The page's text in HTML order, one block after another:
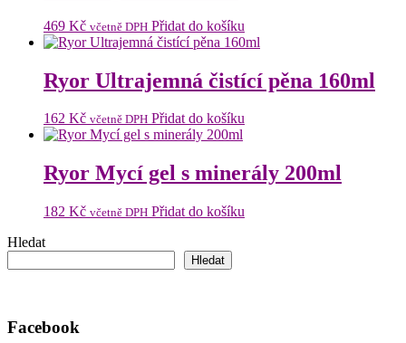
469 Kč včetně DPH Přidat do košíku
Ryor Ultrajemná čistící pěna 160ml
162 Kč včetně DPH Přidat do košíku
Ryor Mycí gel s minerály 200ml
182 Kč včetně DPH Přidat do košíku
Hledat
Hledat
Facebook